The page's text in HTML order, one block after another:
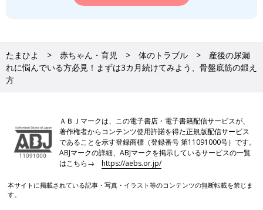
たまひよ 赤ちゃん・育児 体のトラブル
産後の尿漏
れに悩んでいる方必見！まずは3カ月続けてみよう、骨盤底筋の鍛え
方
ＡＢＪマークは、この電子書店・電子書籍配信サービスが、
著作権者からコンテンツ使用許諾を得た正規版配信サービス
であることを示す登録商標（登録番号 第11091000号）です。
ABJマークの詳細、ABJマークを掲示しているサービスの一覧
はこちら→https://aebs.or.jp/
本サイトに掲載されている記事・写真・イラスト等のコンテンツの無断転載を禁じま
す。